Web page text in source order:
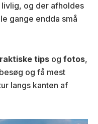
og der afholdes
gange endda små
tips og fotos,
og få mest
langs kanten af